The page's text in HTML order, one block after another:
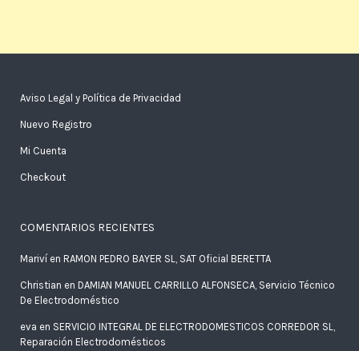
Aviso Legal y Política de Privacidad
Nuevo Registro
Mi Cuenta
Checkout
COMENTARIOS RECIENTES
Marivíen RAMON PEDRO BAYER SL, SAT Oficial BERETTA
Christian en DAMIAN MANUEL CARRILLO ALFONSECA, Servicio Técnico
De Electrodoméstico
eva en SERVICIO INTEGRAL DE ELECTRODOMESTICOS CORREDOR SL,
Reparación Electrodomésticos